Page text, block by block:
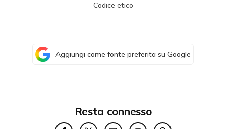
Codice etico
Aggiungi come fonte preferita su Google
Resta connesso